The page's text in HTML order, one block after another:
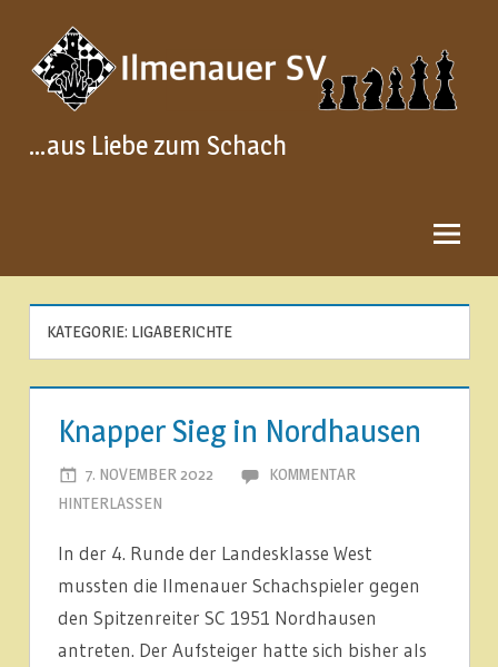
Inhalt
springen
…aus Liebe zum Schach
KATEGORIE: LIGABERICHTE
Knapper Sieg in Nordhausen
7. NOVEMBER 2022 JOACHIM LEHMANN
KOMMENTAR
HINTERLASSEN
In der 4. Runde der Landesklasse West
mussten die Ilmenauer Schachspieler gegen
den Spitzenreiter SC 1951 Nordhausen
antreten. Der Aufsteiger hatte sich bisher als